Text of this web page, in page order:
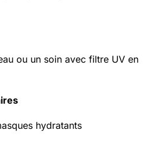
ou un soin avec filtre UV en
hydratants